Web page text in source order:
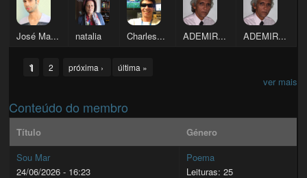
José Ma... natalia Charles... ADEMIR... ADEMIR...
Pages
1 2 próxima › última »
ver mais
Conteúdo do membro
Título
Género
Sou Mar
24/06/2026 - 16:23
Poema
Leituras: 25